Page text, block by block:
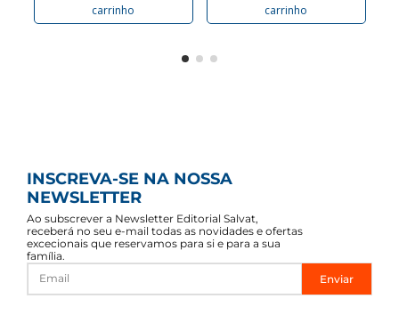
carrinho
carrinho
INSCREVA-SE NA NOSSA
NEWSLETTER
Ao subscrever a Newsletter Editorial Salvat,
receberá no seu e-mail todas as novidades e ofertas
excecionais que reservamos para si e para a sua
família.
Enviar